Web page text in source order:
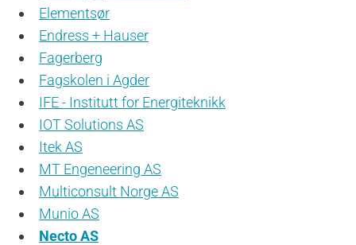
Elementsør
Endress + Hauser
Fagerberg
Fagskolen i Agder
IFE - Institutt for Energiteknikk
IOT Solutions AS
Itek AS
MT Engeneering AS
Multiconsult Norge AS
Munio AS
Necto AS